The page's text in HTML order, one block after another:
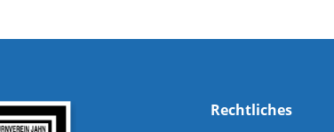
Rechtliches